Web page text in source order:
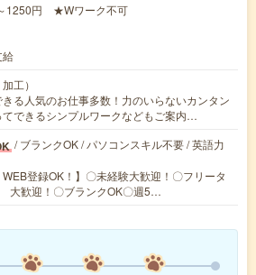
1250円 ★Wワーク不可
給
工）
る人気のお仕事多数！力のいらないカンタン
できるシンプルワークなどもご案内…
/ ブランクOK / パソコンスキル不要 / 英語力
WEB登録OK！】〇未経験大歓迎！〇フリータ
大歓迎！〇ブランクOK〇週5…